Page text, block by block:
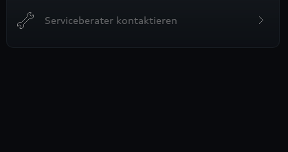
Serviceberater kontaktieren